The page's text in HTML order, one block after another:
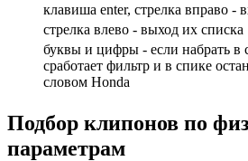
клавиша enter, стрелка вправо -
cтрелка влево - выход их списка
буквы и цифры - если набрать в
сработает фильтр и в спике
словом Honda
Подбор клипонов по
параметрам